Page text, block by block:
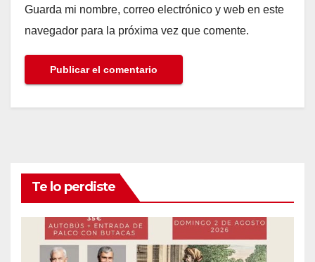
Guarda mi nombre, correo electrónico y web en este
navegador para la próxima vez que comente.
Te lo perdiste